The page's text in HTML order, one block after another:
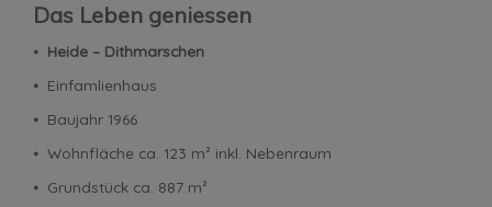
Das Leben geniessen
⦁ Heide – Dithmarschen
⦁ Einfamlienhaus
⦁ Baujahr 1966
⦁ Wohnfläche ca. 123 m² inkl. Nebenraum
⦁ Grundstück ca. 887 m²